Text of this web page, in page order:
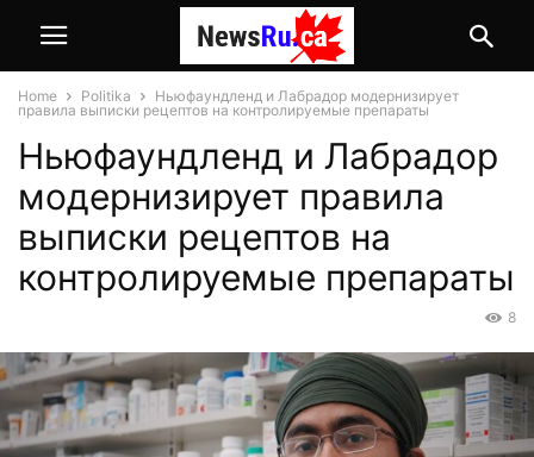
Home Politika
Ньюфаундленд и Лабрадор модернизирует
правила выписки рецептов на контролируемые препараты
Ньюфаундленд и Лабрадор
модернизирует правила
выписки рецептов на
контролируемые препараты
8